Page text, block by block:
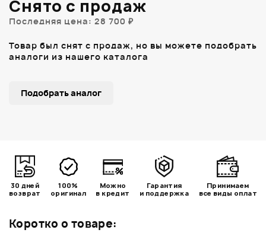
Коротко о товаре:
Снято с продаж
Последняя цена: 28 700 ₽
Товар был снят с продаж, но вы можете подобрать
аналоги из нашего каталога
Подобрать аналог
30 дней
возврат
100%
оригинал
Можно
в кредит
Гарантия
и поддержка
Принимаем
все виды оплат